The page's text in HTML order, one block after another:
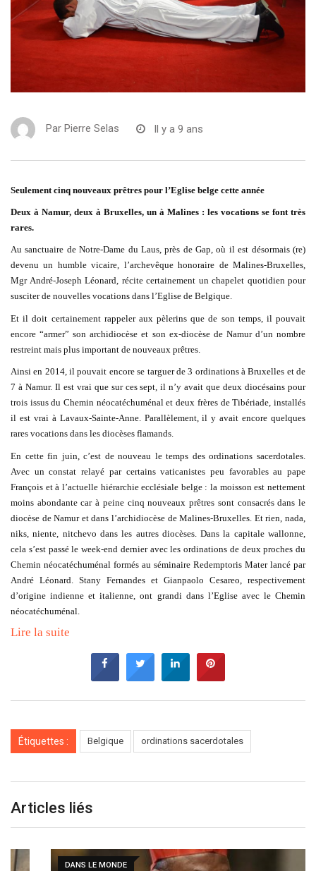
Par Pierre Selas Il y a 9 ans
Seulement cinq nouveaux prêtres pour l’Eglise belge cette année
Deux à Namur, deux à Bruxelles, un à Malines : les vocations se font très
rares.
Au sanctuaire de Notre-Dame du Laus, près de Gap, où il est désormais (re)
devenu un humble vicaire, l’archevêque honoraire de Malines-Bruxelles,
Mgr André-Joseph Léonard, récite certainement un chapelet quotidien pour
susciter de nouvelles vocations dans l’Eglise de Belgique.
Et il doit certainement rappeler aux pèlerins que de son temps, il pouvait
encore “armer” son archidiocèse et son ex-diocèse de Namur d’un nombre
restreint mais plus important de nouveaux prêtres.
Ainsi en 2014, il pouvait encore se targuer de 3 ordinations à Bruxelles et de
7 à Namur. Il est vrai que sur ces sept, il n’y avait que deux diocésains pour
trois issus du Chemin néocatéchuménal et deux frères de Tibériade, installés
il est vrai à Lavaux-Sainte-Anne. Parallèlement, il y avait encore quelques
rares vocations dans les diocèses flamands.
En cette fin juin, c’est de nouveau le temps des ordinations sacerdotales.
Avec un constat relayé par certains vaticanistes peu favorables au pape
François et à l’actuelle hiérarchie ecclésiale belge : la moisson est nettement
moins abondante car à peine cinq nouveaux prêtres sont consacrés dans le
diocèse de Namur et dans l’archidiocèse de Malines-Bruxelles. Et rien, nada,
niks, niente, nitchevo dans les autres diocèses. Dans la capitale wallonne,
cela s’est passé le week-end dernier avec les ordinations de deux proches du
Chemin néocatéchuménal formés au séminaire Redemptoris Mater lancé par
André Léonard. Stany Fernandes et Gianpaolo Cesareo, respectivement
d’origine indienne et italienne, ont grandi dans l’Eglise avec le Chemin
néocatéchuménal.
Lire la suite
Étiquettes : Belgique ordinations sacerdotales
Articles liés
DANS LE MONDE